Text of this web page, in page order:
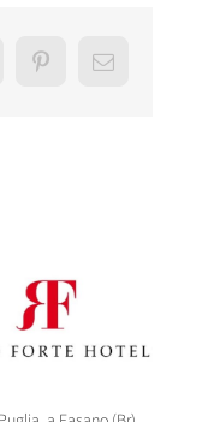
PinterestEmail